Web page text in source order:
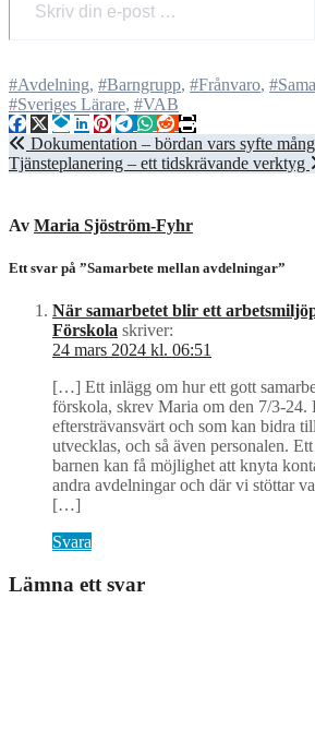
#Avdelning, #Barngrupp, #Frånvaro,
#Sveriges Lärare, #VAB
Inläggsnavigering
Dokumentation – bördan vars syfte
Tjänsteplanering – ett tidskrävande verktyg
Av Maria Sjöström-Fyhr
Ett svar på ”Samarbete mellan avdelningar”
När samarbetet blir ett
Förskola skriver:
24 mars 2024 kl. 06:51
[…] Ett inlägg om hur ett gott
förskola, skrev Maria om den 7/3-24.
eftersträvansvärt och som kan bidra
utvecklas, och så även personalen.
barnen kan få möjlighet att knyta
andra avdelningar och där vi stöttar
[…]
Svara
Lämna ett svar